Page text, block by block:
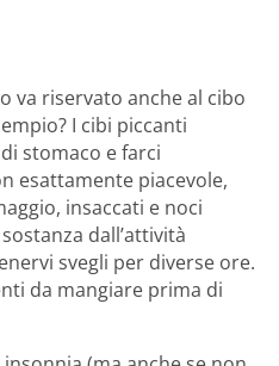
va riservato anche al cibo
I cibi piccanti
stomaco e farci
esattamente piacevole,
insaccati e noci
dall’attività
svegli per diverse ore.
da mangiare prima di